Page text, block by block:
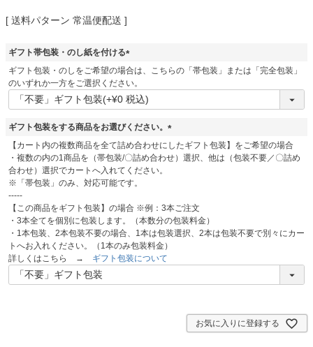
送料パターン 常温便配送
ギフト帯包装・のし紙を付ける
(
必
須
)
ギフト包装・のしをご希望の場合は、こちらの「帯包装」または「完全包装」
のいずれか一方をご選択ください。
ギフト包装をする商品をお選びください。
(
必
【カート内の複数商品を全て詰め合わせにしたギフト包装】をご希望の場合
・複数の内の1商品を（帯包装/〇詰め合わせ）選択、他は（包装不要／〇詰め
合わせ）選択でカートへ入れてください。
※「帯包装」のみ、対応可能です。
-----
【この商品をギフト包装】の場合 ※例：3本ご注文
・3本全てを個別に包装します。（本数分の包装料金）
・1本包装、2本包装不要の場合、1本は包装選択、2本は包装不要で別々にカー
トへお入れください。（1本のみ包装料金）
詳しくはこちら → ギフト包装について
お気に入りに登録する